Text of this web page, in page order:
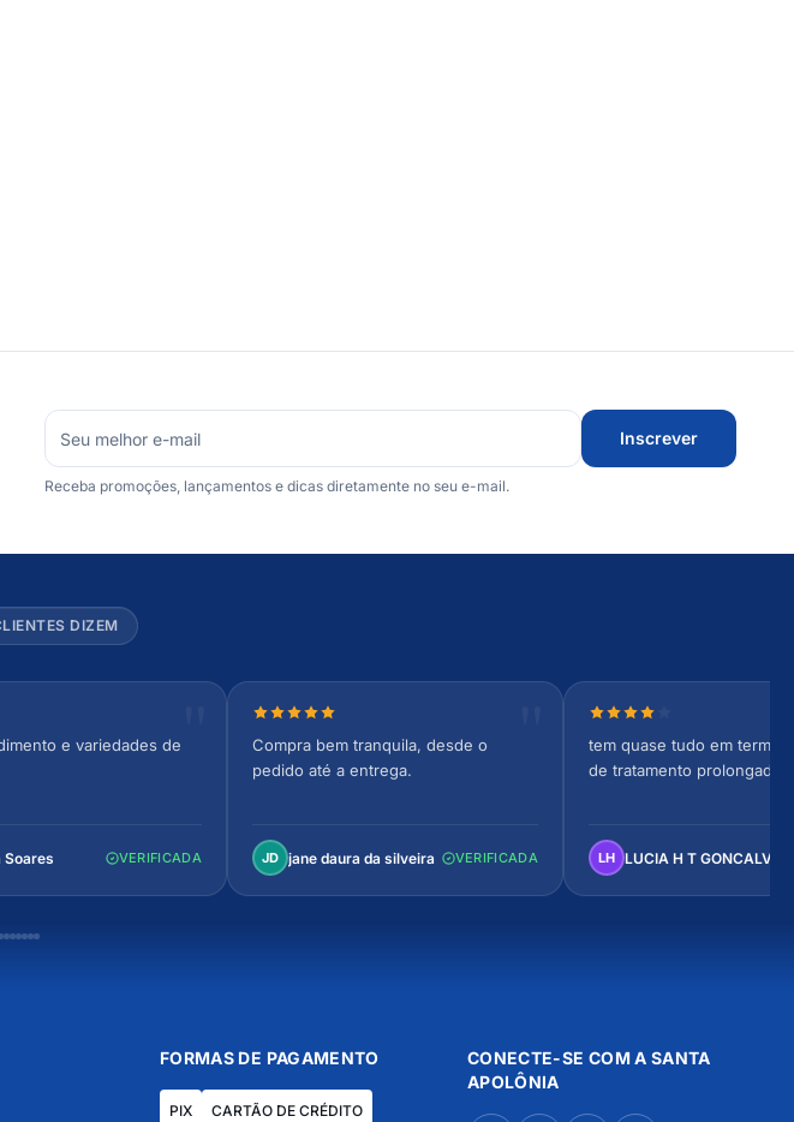
Inscrever
Receba promoções, lançamentos e dicas diretamente no seu e-mail.
DIZEM
estrelas
e variedades de
Soares VERIFICADA
Nota 5 de 5 estrelas
Compra bem tranquila, desde o
pedido até a entrega.
JD jane daura da silveira VERIFICADA
Nota 4 de 5 estrelas
tem quase tudo em
de tratamento prolongado
LH LUCIA H T GONCALVES
FORMAS DE PAGAMENTO
PIX CARTÃO DE CRÉDITO
CONECTE-SE COM A SANTA
APOLÔNIA